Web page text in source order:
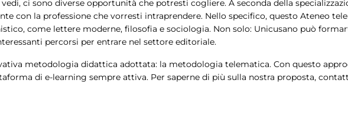
ci sono diverse opportunità che potresti cogliere. A seconda della
con la professione che vorresti intraprendere. Nello specifico, questo Ateneo
come lettere moderne, filosofia e sociologia. Non solo: Unicusano può
percorsi per entrare nel settore editoriale.
metodologia didattica adottata: la metodologia telematica. Con questo
di e-learning sempre attiva. Per saperne di più sulla nostra proposta,